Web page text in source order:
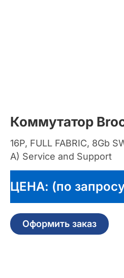
Коммутатор
16P, FULL FABRIC, 8Gb
A) Service and Support
ЦЕНА: (по
Оформить заказ